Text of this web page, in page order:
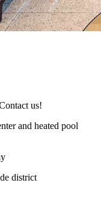
us!
and heated pool
district